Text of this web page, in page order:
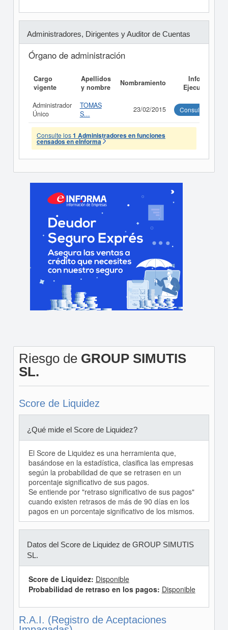
Administradores, Dirigentes y Auditor de Cuentas
Órgano de administración
Cargo
vigente
Apellidos
y nombre
Nombramiento
Informe
Ejecutivo
Administrador
Único
TOMAS
S...
23/02/2015 Consultar
Consulte los1 Administradores en funciones
censados en eInforma
Riesgo de GROUP SIMUTIS
SL.
Score de Liquidez
¿Qué mide el Score de Liquidez?
El Score de Liquidez es una herramienta que,
basándose en la estadística, clasifica las empresas
según la probabilidad de que se retrasen en un
porcentaje significativo de sus pagos.
Se entiende por "retraso significativo de sus pagos"
cuando existen retrasos de más de 90 días en los
pagos en un porcentaje significativo de los mismos.
Datos del Score de Liquidez de GROUP SIMUTIS
SL.
Score de Liquidez: Disponible
Probabilidad de retraso en los pagos: Disponible
R.A.I. (Registro de Aceptaciones